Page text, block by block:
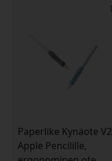
Paperlike Kynäote V2
Apple Pencilille,